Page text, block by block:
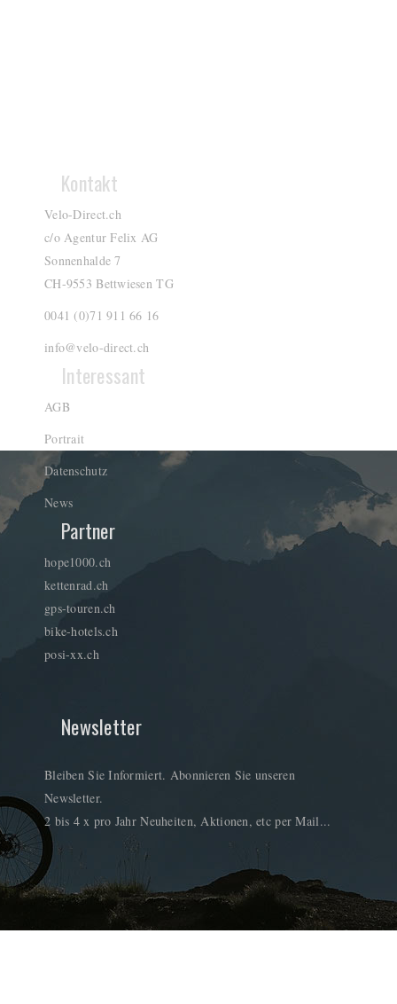
Kontakt
Velo-Direct.ch
c/o Agentur Felix AG
Sonnenhalde 7
CH-9553 Bettwiesen TG
0041 (0)71 911 66 16
info@velo-direct.ch
Interessant
AGB
Portrait
Datenschutz
News
Partner
hope1000.ch
kettenrad.ch
gps-touren.ch
bike-hotels.ch
posi-xx.ch
Newsletter
Bleiben Sie Informiert. Abonnieren Sie unseren
Newsletter.
2 bis 4 x pro Jahr Neuheiten, Aktionen, etc per Mail...